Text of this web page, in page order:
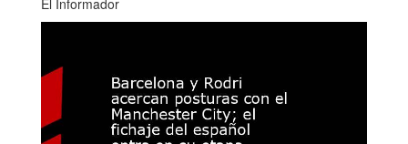
El Informador